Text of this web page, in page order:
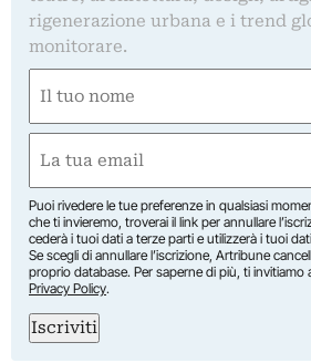
rigenerazione urbana e i trend
monitorare.
(Obbligatorio)
Nome
(Obbligatorio)
Puoi rivedere le tue preferenze in qualsiasi
che ti invieremo, troverai il link per annullare
cederà i tuoi dati a terze parti e utilizzerà i tuoi
Se scegli di annullare l’iscrizione, Artribune
proprio database. Per saperne di più, ti invitiamo
Privacy Policy.
Iscriviti